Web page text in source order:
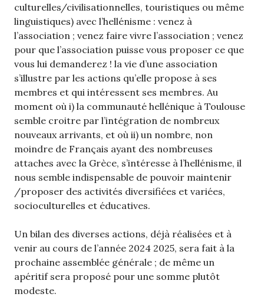
culturelles/civilisationnelles, touristiques ou même
linguistiques) avec l’hellénisme : venez à
l’association ; venez faire vivre l’association ; venez
pour que l’association puisse vous proposer ce que
vous lui demanderez ! la vie d’une association
s’illustre par les actions qu’elle propose à ses
membres et qui intéressent ses membres. Au
moment où i) la communauté hellénique à Toulouse
semble croitre par l’intégration de nombreux
nouveaux arrivants, et où ii) un nombre, non
moindre de Français ayant des nombreuses
attaches avec la Grèce, s’intéresse à l’hellénisme, il
nous semble indispensable de pouvoir maintenir
/proposer des activités diversifiées et variées,
socioculturelles et éducatives.
Un bilan des diverses actions, déjà réalisées et à
venir au cours de l’année 2024 2025, sera fait à la
prochaine assemblée générale ; de même un
apéritif sera proposé pour une somme plutôt
modeste.